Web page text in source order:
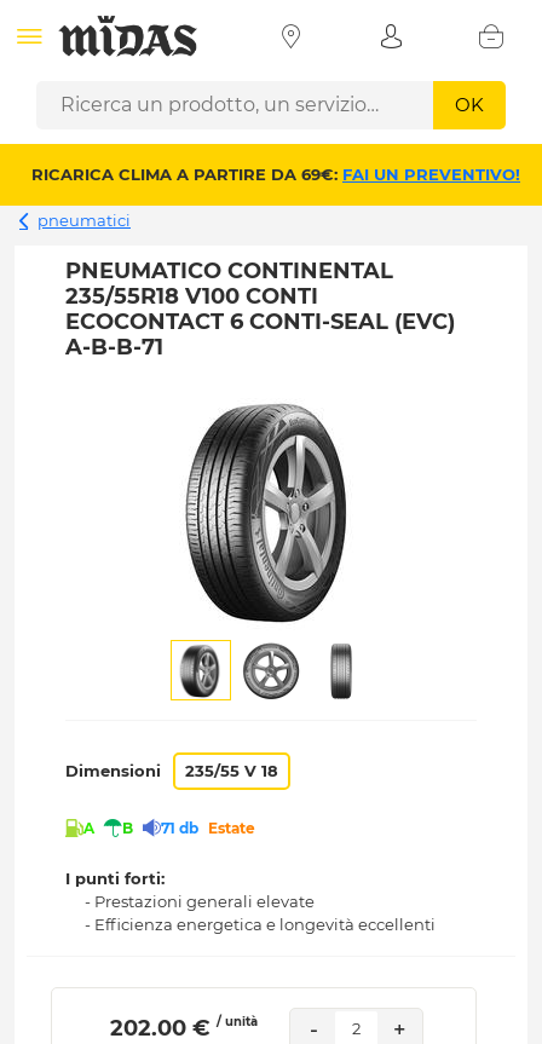
OK
RICARICA CLIMA A PARTIRE DA 69€: FAI UN PREVENTIVO!
pneumatici
PNEUMATICO CONTINENTAL
235/55R18 V100 CONTI
ECOCONTACT 6 CONTI-SEAL (EVC)
A-B-B-71
Dimensioni 235/55 V 18
A B 71 db Estate
I punti forti:
- Prestazioni generali elevate
- Efficienza energetica e longevità eccellenti
202.00 € / unità - 2 +